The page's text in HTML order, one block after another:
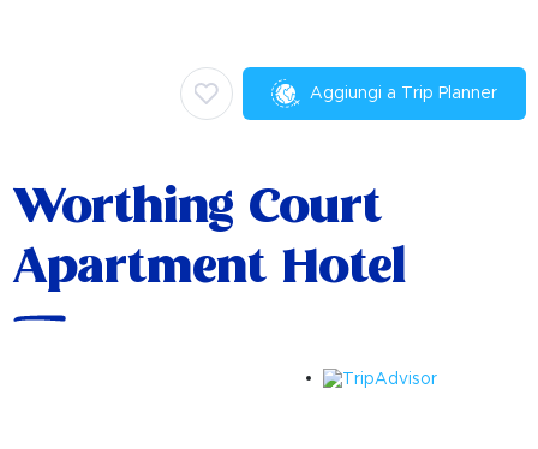
Aggiungi a Trip Planner
Worthing Court
Apartment Hotel